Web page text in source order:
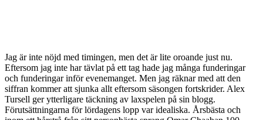
Jag är inte nöjd med timingen, men det är lite oroande just nu.
Eftersom jag inte har tävlat på ett tag hade jag många funderingar
och funderingar inför evenemanget. Men jag räknar med att den
siffran kommer att sjunka allt eftersom säsongen fortskrider. Alex
Tursell ger ytterligare täckning av laxspelen på sin blogg.
Förutsättningarna för lördagens lopp var idealiska. Årsbästa och